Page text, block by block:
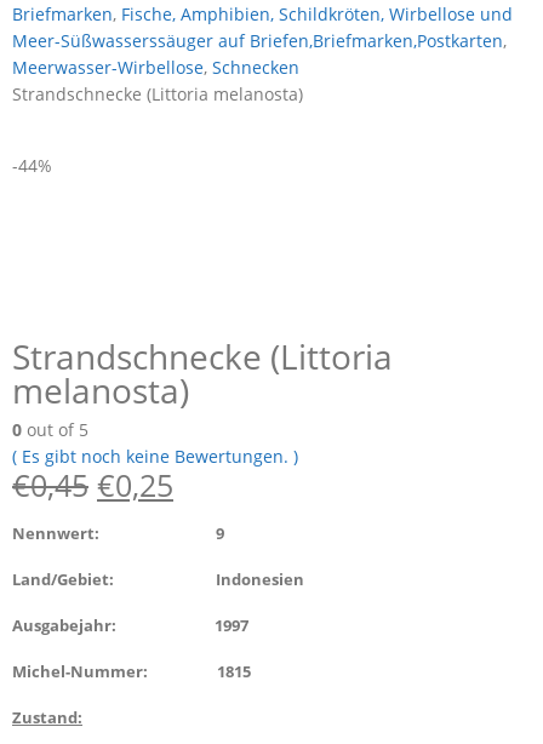
Briefmarken, Fische, Amphibien, Schildkröten, Wirbellose und
Meer-Süßwasserssäuger auf Briefen,Briefmarken,Postkarten,
Meerwasser-Wirbellose, Schnecken
Strandschnecke (Littoria melanosta)
-44%
Strandschnecke (Littoria
melanosta)
0 out of 5
( Es gibt noch keine Bewertungen. )
€0,45 €0,25
Nennwert: 9
Land/Gebiet: Indonesien
Ausgabejahr: 1997
Michel-Nummer: 1815
Zustand: